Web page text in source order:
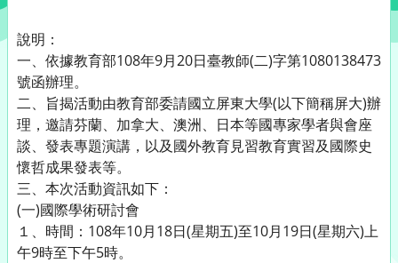
說明：
一、依據教育部108年9月20日臺教師(二)字第1080138473
號函辦理。
二、旨揭活動由教育部委請國立屏東大學(以下簡稱屏大)辦
理，邀請芬蘭、加拿大、澳洲、日本等國專家學者與會座
談、發表專題演講，以及國外教育見習教育實習及國際史
懷哲成果發表等。
三、本次活動資訊如下：
(一)國際學術研討會
１、時間：108年10月18日(星期五)至10月19日(星期六)上
午9時至下午5時。